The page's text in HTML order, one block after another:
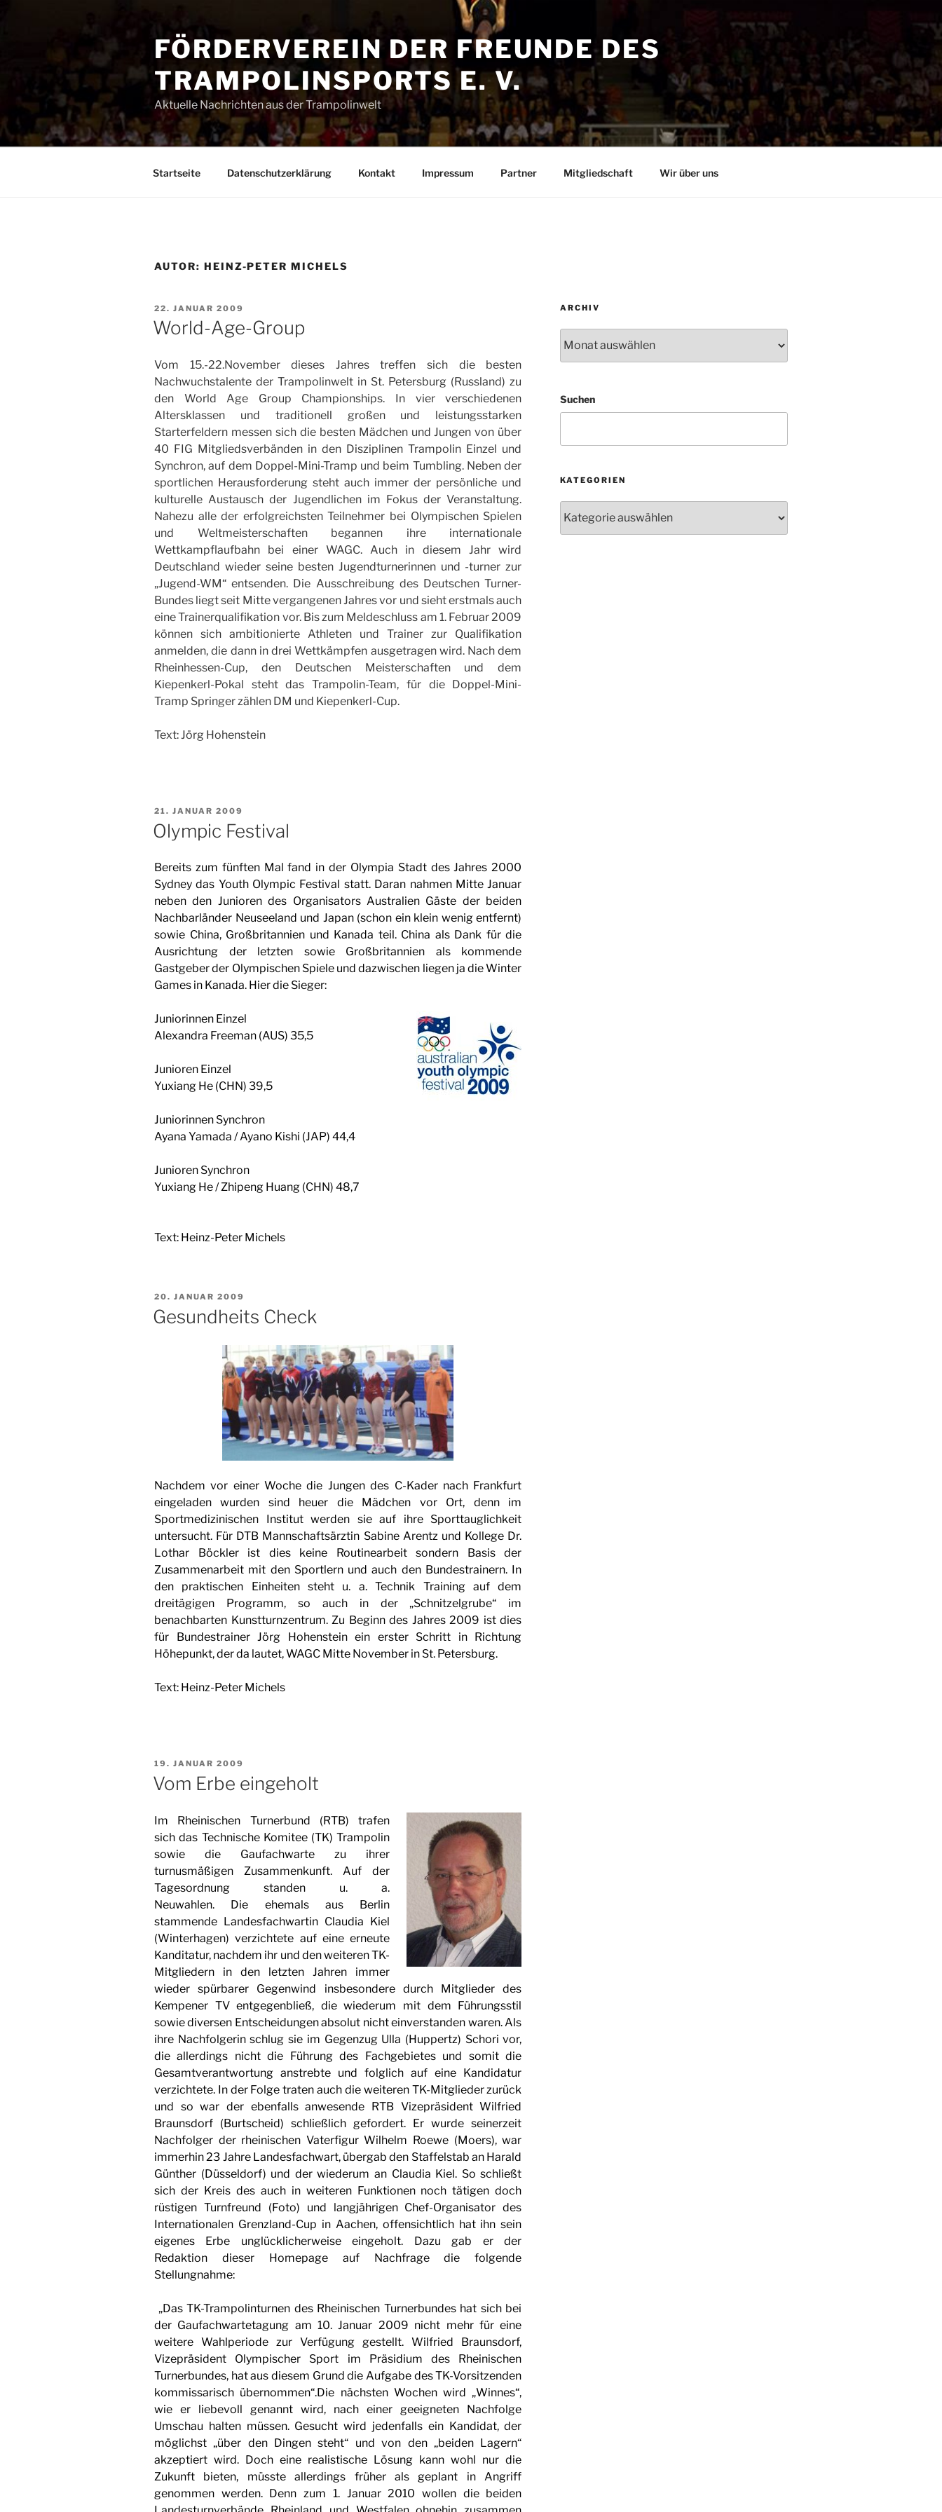
FÖRDERVEREIN DER FREUNDE DES
TRAMPOLINSPORTS E. V.
Aktuelle Nachrichten aus der Trampolinwelt
Startseite Datenschutzerklärung Kontakt Impressum Partner Mitgliedschaft Wir über uns
AUTOR: HEINZ-PETER MICHELS
VERÖFFENTLICHT
AM
22. JANUAR 2009
World-Age-Group
Vom 15.-22.November dieses Jahres treffen sich die besten
Nachwuchstalente der Trampolinwelt in St. Petersburg (Russland) zu
den World Age Group Championships. In vier verschiedenen
Altersklassen und traditionell großen und leistungsstarken
Starterfeldern messen sich die besten Mädchen und Jungen von über
40 FIG Mitgliedsverbänden in den Disziplinen Trampolin Einzel und
Synchron, auf dem Doppel-Mini-Tramp und beim Tumbling. Neben der
sportlichen Herausforderung steht auch immer der persönliche und
kulturelle Austausch der Jugendlichen im Fokus der Veranstaltung.
Nahezu alle der erfolgreichsten Teilnehmer bei Olympischen Spielen
und Weltmeisterschaften begannen ihre internationale
Wettkampflaufbahn bei einer WAGC. Auch in diesem Jahr wird
Deutschland wieder seine besten Jugendturnerinnen und -turner zur
„Jugend-WM“ entsenden. Die Ausschreibung des Deutschen Turner-
Bundes liegt seit Mitte vergangenen Jahres vor und sieht erstmals auch
eine Trainerqualifikation vor. Bis zum Meldeschluss am 1. Februar 2009
können sich ambitionierte Athleten und Trainer zur Qualifikation
anmelden, die dann in drei Wettkämpfen ausgetragen wird. Nach dem
Rheinhessen-Cup, den Deutschen Meisterschaften und dem
Kiepenkerl-Pokal steht das Trampolin-Team, für die Doppel-Mini-
Tramp Springer zählen DM und Kiepenkerl-Cup.
Text: Jörg Hohenstein
VERÖFFENTLICHT
21. JANUAR 2009
Olympic Festival
Bereits zum fünften Mal fand in der Olympia Stadt des Jahres 2000
Sydney das Youth Olympic Festival statt. Daran nahmen Mitte Januar
neben den Junioren des Organisators Australien Gäste der beiden
Nachbarländer Neuseeland und Japan (schon ein klein wenig entfernt)
sowie China, Großbritannien und Kanada teil. China als Dank für die
Ausrichtung der letzten sowie Großbritannien als kommende
Gastgeber der Olympischen Spiele und dazwischen liegen ja die Winter
Games in Kanada. Hier die Sieger:
Juniorinnen Einzel
Alexandra Freeman (AUS) 35,5
Junioren Einzel
Yuxiang He (CHN) 39,5
Juniorinnen Synchron
Ayana Yamada / Ayano Kishi (JAP) 44,4
Junioren Synchron
Yuxiang He / Zhipeng Huang (CHN) 48,7
Text: Heinz-Peter Michels
VERÖFFENTLICHT
AM
20. JANUAR 2009
Gesundheits Check
Nachdem vor einer Woche die Jungen des C-Kader nach Frankfurt
eingeladen wurden sind heuer die Mädchen vor Ort, denn im
Sportmedizinischen Institut werden sie auf ihre Sporttauglichkeit
untersucht. Für DTB Mannschaftsärztin Sabine Arentz und Kollege Dr.
Lothar Böckler ist dies keine Routinearbeit sondern Basis der
Zusammenarbeit mit den Sportlern und auch den Bundestrainern. In
den praktischen Einheiten steht u. a. Technik Training auf dem
dreitägigen Programm, so auch in der „Schnitzelgrube“ im
benachbarten Kunstturnzentrum. Zu Beginn des Jahres 2009 ist dies
für Bundestrainer Jörg Hohenstein ein erster Schritt in Richtung
Höhepunkt, der da lautet, WAGC Mitte November in St. Petersburg.
Text: Heinz-Peter Michels
VERÖFFENTLICHT
AM
19. JANUAR 2009
Vom Erbe eingeholt
Im Rheinischen Turnerbund (RTB) trafen
sich das Technische Komitee (TK) Trampolin
sowie die Gaufachwarte zu ihrer
turnusmäßigen Zusammenkunft. Auf der
Tagesordnung standen u. a.
Neuwahlen. Die ehemals aus Berlin
stammende Landesfachwartin Claudia Kiel
(Winterhagen) verzichtete auf eine erneute
Kanditatur, nachdem ihr und den weiteren TK-
Mitgliedern in den letzten Jahren immer
wieder spürbarer Gegenwind insbesondere durch Mitglieder des
Kempener TV entgegenbließ, die wiederum mit dem Führungsstil
sowie diversen Entscheidungen absolut nicht einverstanden waren. Als
ihre Nachfolgerin schlug sie im Gegenzug Ulla (Huppertz) Schori vor,
die allerdings nicht die Führung des Fachgebietes und somit die
Gesamtverantwortung anstrebte und folglich auf eine Kandidatur
verzichtete. In der Folge traten auch die weiteren TK-Mitglieder zurück
und so war der ebenfalls anwesende RTB Vizepräsident Wilfried
Braunsdorf (Burtscheid) schließlich gefordert. Er wurde seinerzeit
Nachfolger der rheinischen Vaterfigur Wilhelm Roewe (Moers), war
immerhin 23 Jahre Landesfachwart, übergab den Staffelstab an Harald
Günther (Düsseldorf) und der wiederum an Claudia Kiel. So schließt
sich der Kreis des auch in weiteren Funktionen noch tätigen doch
rüstigen Turnfreund (Foto) und langjährigen Chef-Organisator des
Internationalen Grenzland-Cup in Aachen, offensichtlich hat ihn sein
eigenes Erbe unglücklicherweise eingeholt. Dazu gab er der
Redaktion dieser Homepage auf Nachfrage die folgende
Stellungnahme:
„Das TK-Trampolinturnen des Rheinischen Turnerbundes hat sich bei
der Gaufachwartetagung am 10. Januar 2009 nicht mehr für eine
weitere Wahlperiode zur Verfügung gestellt. Wilfried Braunsdorf,
Vizepräsident Olympischer Sport im Präsidium des Rheinischen
Turnerbundes, hat aus diesem Grund die Aufgabe des TK-Vorsitzenden
kommissarisch übernommen“.Die nächsten Wochen wird „Winnes“,
wie er liebevoll genannt wird, nach einer geeigneten Nachfolge
Umschau halten müssen. Gesucht wird jedenfalls ein Kandidat, der
möglichst „über den Dingen steht“ und von den „beiden Lagern“
akzeptiert wird. Doch eine realistische Lösung kann wohl nur die
Zukunft bieten, müsste allerdings früher als geplant in Angriff
genommen werden. Denn zum 1. Januar 2010 wollen die beiden
ARCHIV
Suchen
KATEGORIEN